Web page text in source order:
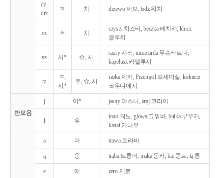
dż,
drz
ㅈ 치 drzewo 제보, łodż 워치
cz ㅊ 치
czysty 치스티, beczka 베치카, klucz
클루치
sz 시* 슈, 시
szary 샤리, musztarda 무슈타르다,
kapelusz 카펠루시
rz
ㅈ,
시*
주, 슈, 시
rzeka 제카, Przemyśl 프셰미실, kołnierz
코우니에시
반모음
j 이* jasny 야스니, kraj 크라이
ł 우
łono 워노, głowa 그워바, bułka 부우카,
kanał 카나우
a 아 trawa 트라바
ą̨ 옹 trąba 트롱바, mąka 몽카, kąt 콩트, tą 통
e 에 zero 제로